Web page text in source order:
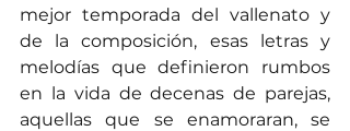
mejor temporada del vallenato y
de la composición, esas letras y
melodías que definieron rumbos
en la vida de decenas de parejas,
aquellas que se enamoraran, se